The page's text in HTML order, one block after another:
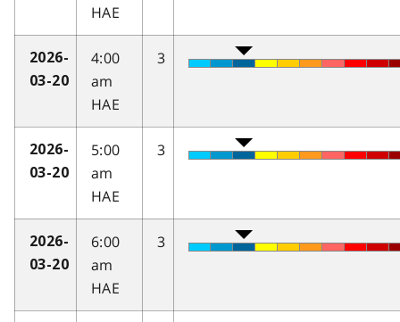
HAE
2026-
03-20
4:00
am
HAE
3
2026-
03-20
5:00
am
HAE
3
2026-
03-20
6:00
am
HAE
3